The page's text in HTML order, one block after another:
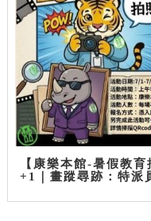
【康樂本館-暑假教
+1｜畫蹤尋跡：特派